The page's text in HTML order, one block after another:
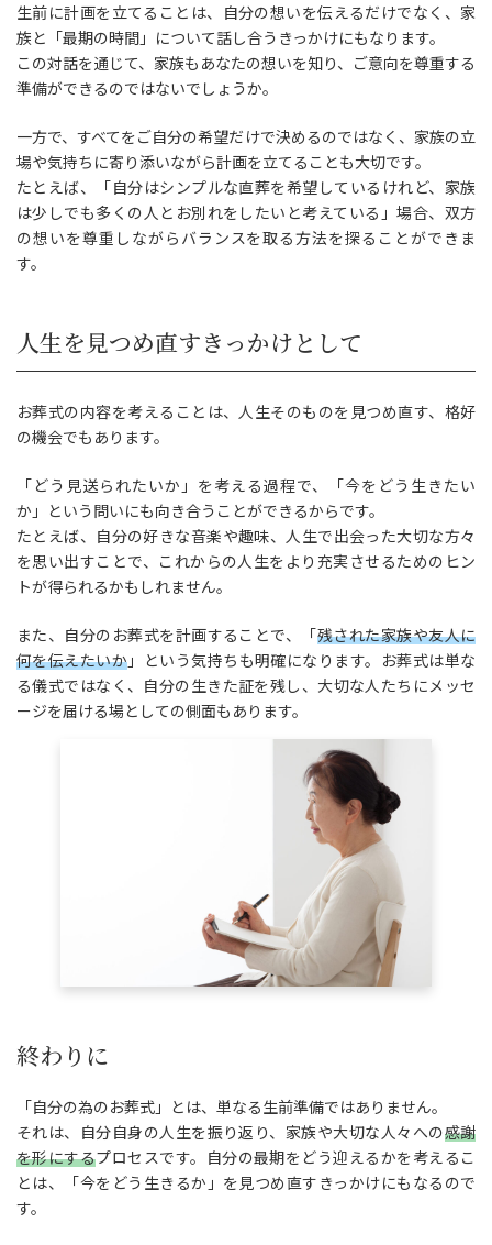
生前に計画を立てることは、自分の想いを伝えるだけでなく、家
族と「最期の時間」について話し合うきっかけにもなります。
この対話を通じて、家族もあなたの想いを知り、ご意向を尊重する
準備ができるのではないでしょうか。
一方で、すべてをご自分の希望だけで決めるのではなく、家族の立
場や気持ちに寄り添いながら計画を立てることも大切です。
たとえば、「自分はシンプルな直葬を希望しているけれど、家族
は少しでも多くの人とお別れをしたいと考えている」場合、双方
の想いを尊重しながらバランスを取る方法を探ることができま
す。
人生を見つめ直すきっかけとして
お葬式の内容を考えることは、人生そのものを見つめ直す、格好
の機会でもあります。
「どう見送られたいか」を考える過程で、「今をどう生きたい
か」という問いにも向き合うことができるからです。
たとえば、自分の好きな音楽や趣味、人生で出会った大切な方々
を思い出すことで、これからの人生をより充実させるためのヒン
トが得られるかもしれません。
また、自分のお葬式を計画することで、「残された家族や友人に
何を伝えたいか 」という気持ちも明確になります。お葬式は単な
る儀式ではなく、自分の生きた証を残し、大切な人たちにメッセ
ージを届ける場としての側面もあります。
終わりに
「自分の為のお葬式」とは、単なる生前準備ではありません。
それは、自分自身の人生を振り返り、家族や大切な人々への感謝
を形にするプロセスです。自分の最期をどう迎えるかを考えるこ
とは、「今をどう生きるか」を見つめ直すきっかけにもなるので
す。